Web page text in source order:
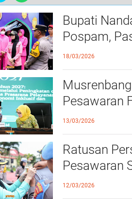
Bupati
Pospam,
dan
18/03/2026
Pesawaran
dari Desa
13/03/2026
Ratusan
Pesawaran
Lebaran
12/03/2026